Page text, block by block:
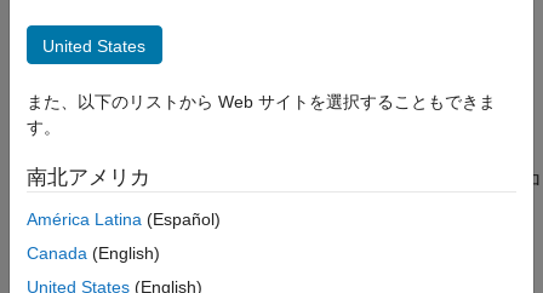
項目一覧
構文
例
入力引数
出力引数
バージョン履歴
ページ内をすべて折りたたむ
構文
SectionNumber = NthSectionProfile.Number
説明
SectionNumber
は、コード実行プロ
セクションを一意に識別する番号を返します。
例
United States
また、以下のリストから Web サイトを選択することもできま
す。
南北アメリカ
América Latina (Español)
Canada (English)
United States (English)